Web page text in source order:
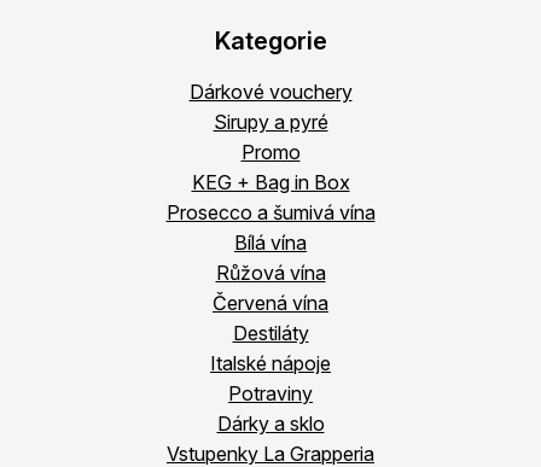
Kategorie
Dárkové vouchery
Sirupy a pyré
Promo
KEG + Bag in Box
Prosecco a šumivá vína
Bílá vína
Růžová vína
Červená vína
Destiláty
Italské nápoje
Potraviny
Dárky a sklo
Vstupenky La Grapperia